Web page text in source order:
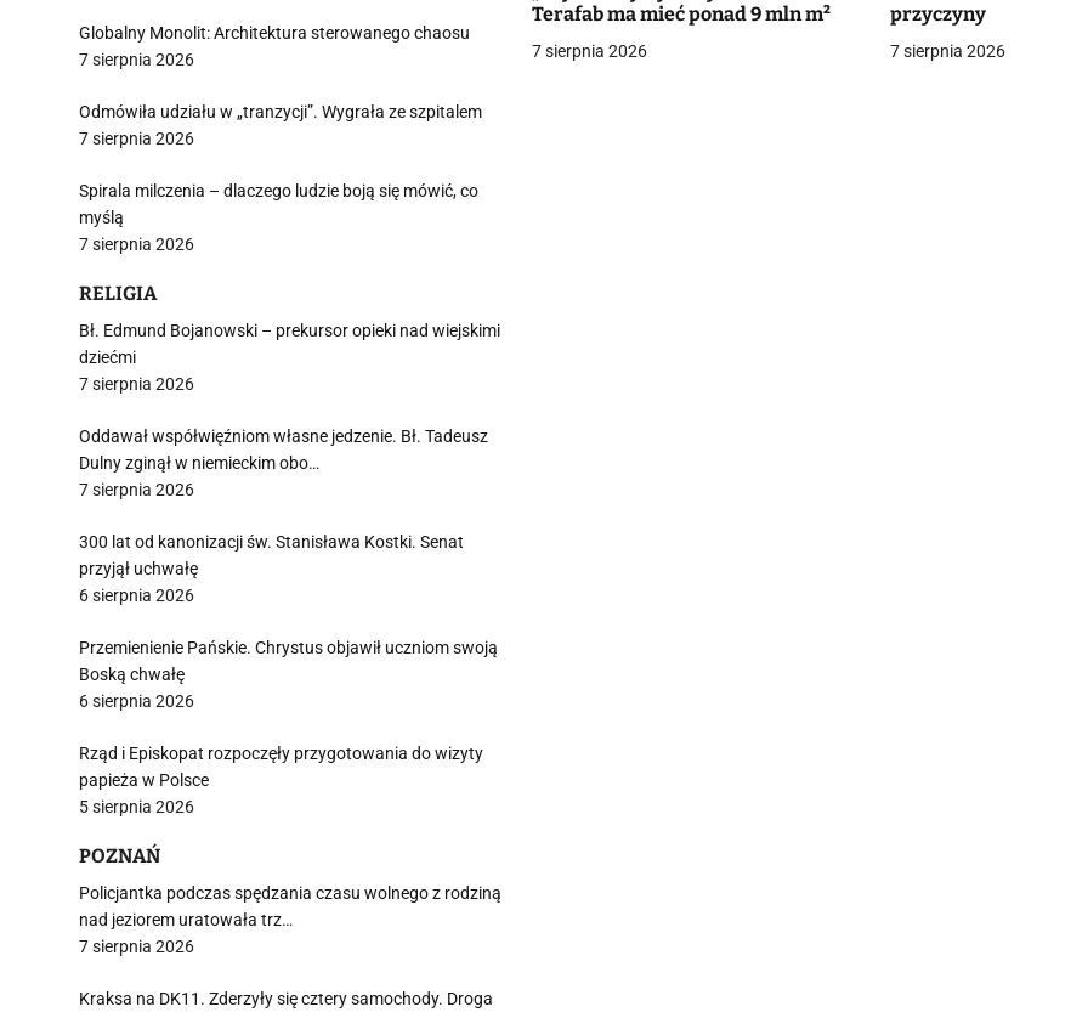
g
a
Terafab ma mieć ponad 9 mln m²
7 sierpnia 2026
przyczyny
7 sierpnia 2026
Globalny Monolit: Architektura sterowanego chaosu
7 sierpnia 2026
Odmówiła udziału w „tranzycji”. Wygrała ze szpitalem
7 sierpnia 2026
Spirala milczenia – dlaczego ludzie boją się mówić, co
myślą
7 sierpnia 2026
RELIGIA
Bł. Edmund Bojanowski – prekursor opieki nad wiejskimi
dziećmi
7 sierpnia 2026
Oddawał współwięźniom własne jedzenie. Bł. Tadeusz
Dulny zginął w niemieckim obo…
7 sierpnia 2026
300 lat od kanonizacji św. Stanisława Kostki. Senat
przyjął uchwałę
6 sierpnia 2026
Przemienienie Pańskie. Chrystus objawił uczniom swoją
Boską chwałę
6 sierpnia 2026
Rząd i Episkopat rozpoczęły przygotowania do wizyty
papieża w Polsce
5 sierpnia 2026
POZNAŃ
Policjantka podczas spędzania czasu wolnego z rodziną
nad jeziorem uratowała trz…
7 sierpnia 2026
Kraksa na DK11. Zderzyły się cztery samochody. Droga